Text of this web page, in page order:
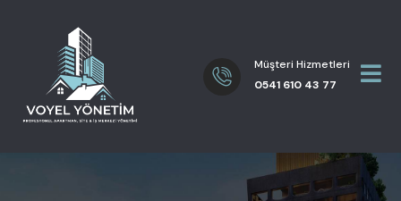
Müşteri Hizmetleri
0541 610 43 77